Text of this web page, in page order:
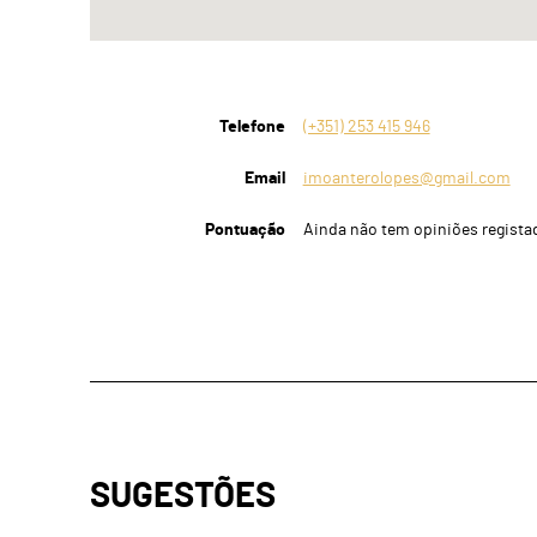
Telefone (+351) 253 415 946
Email imoanterolopes@gmail.com
Pontuação Ainda não tem opiniões
SUGESTÕES